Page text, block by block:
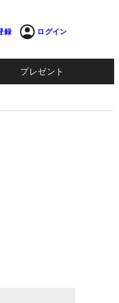
録 ログイン
プレゼント